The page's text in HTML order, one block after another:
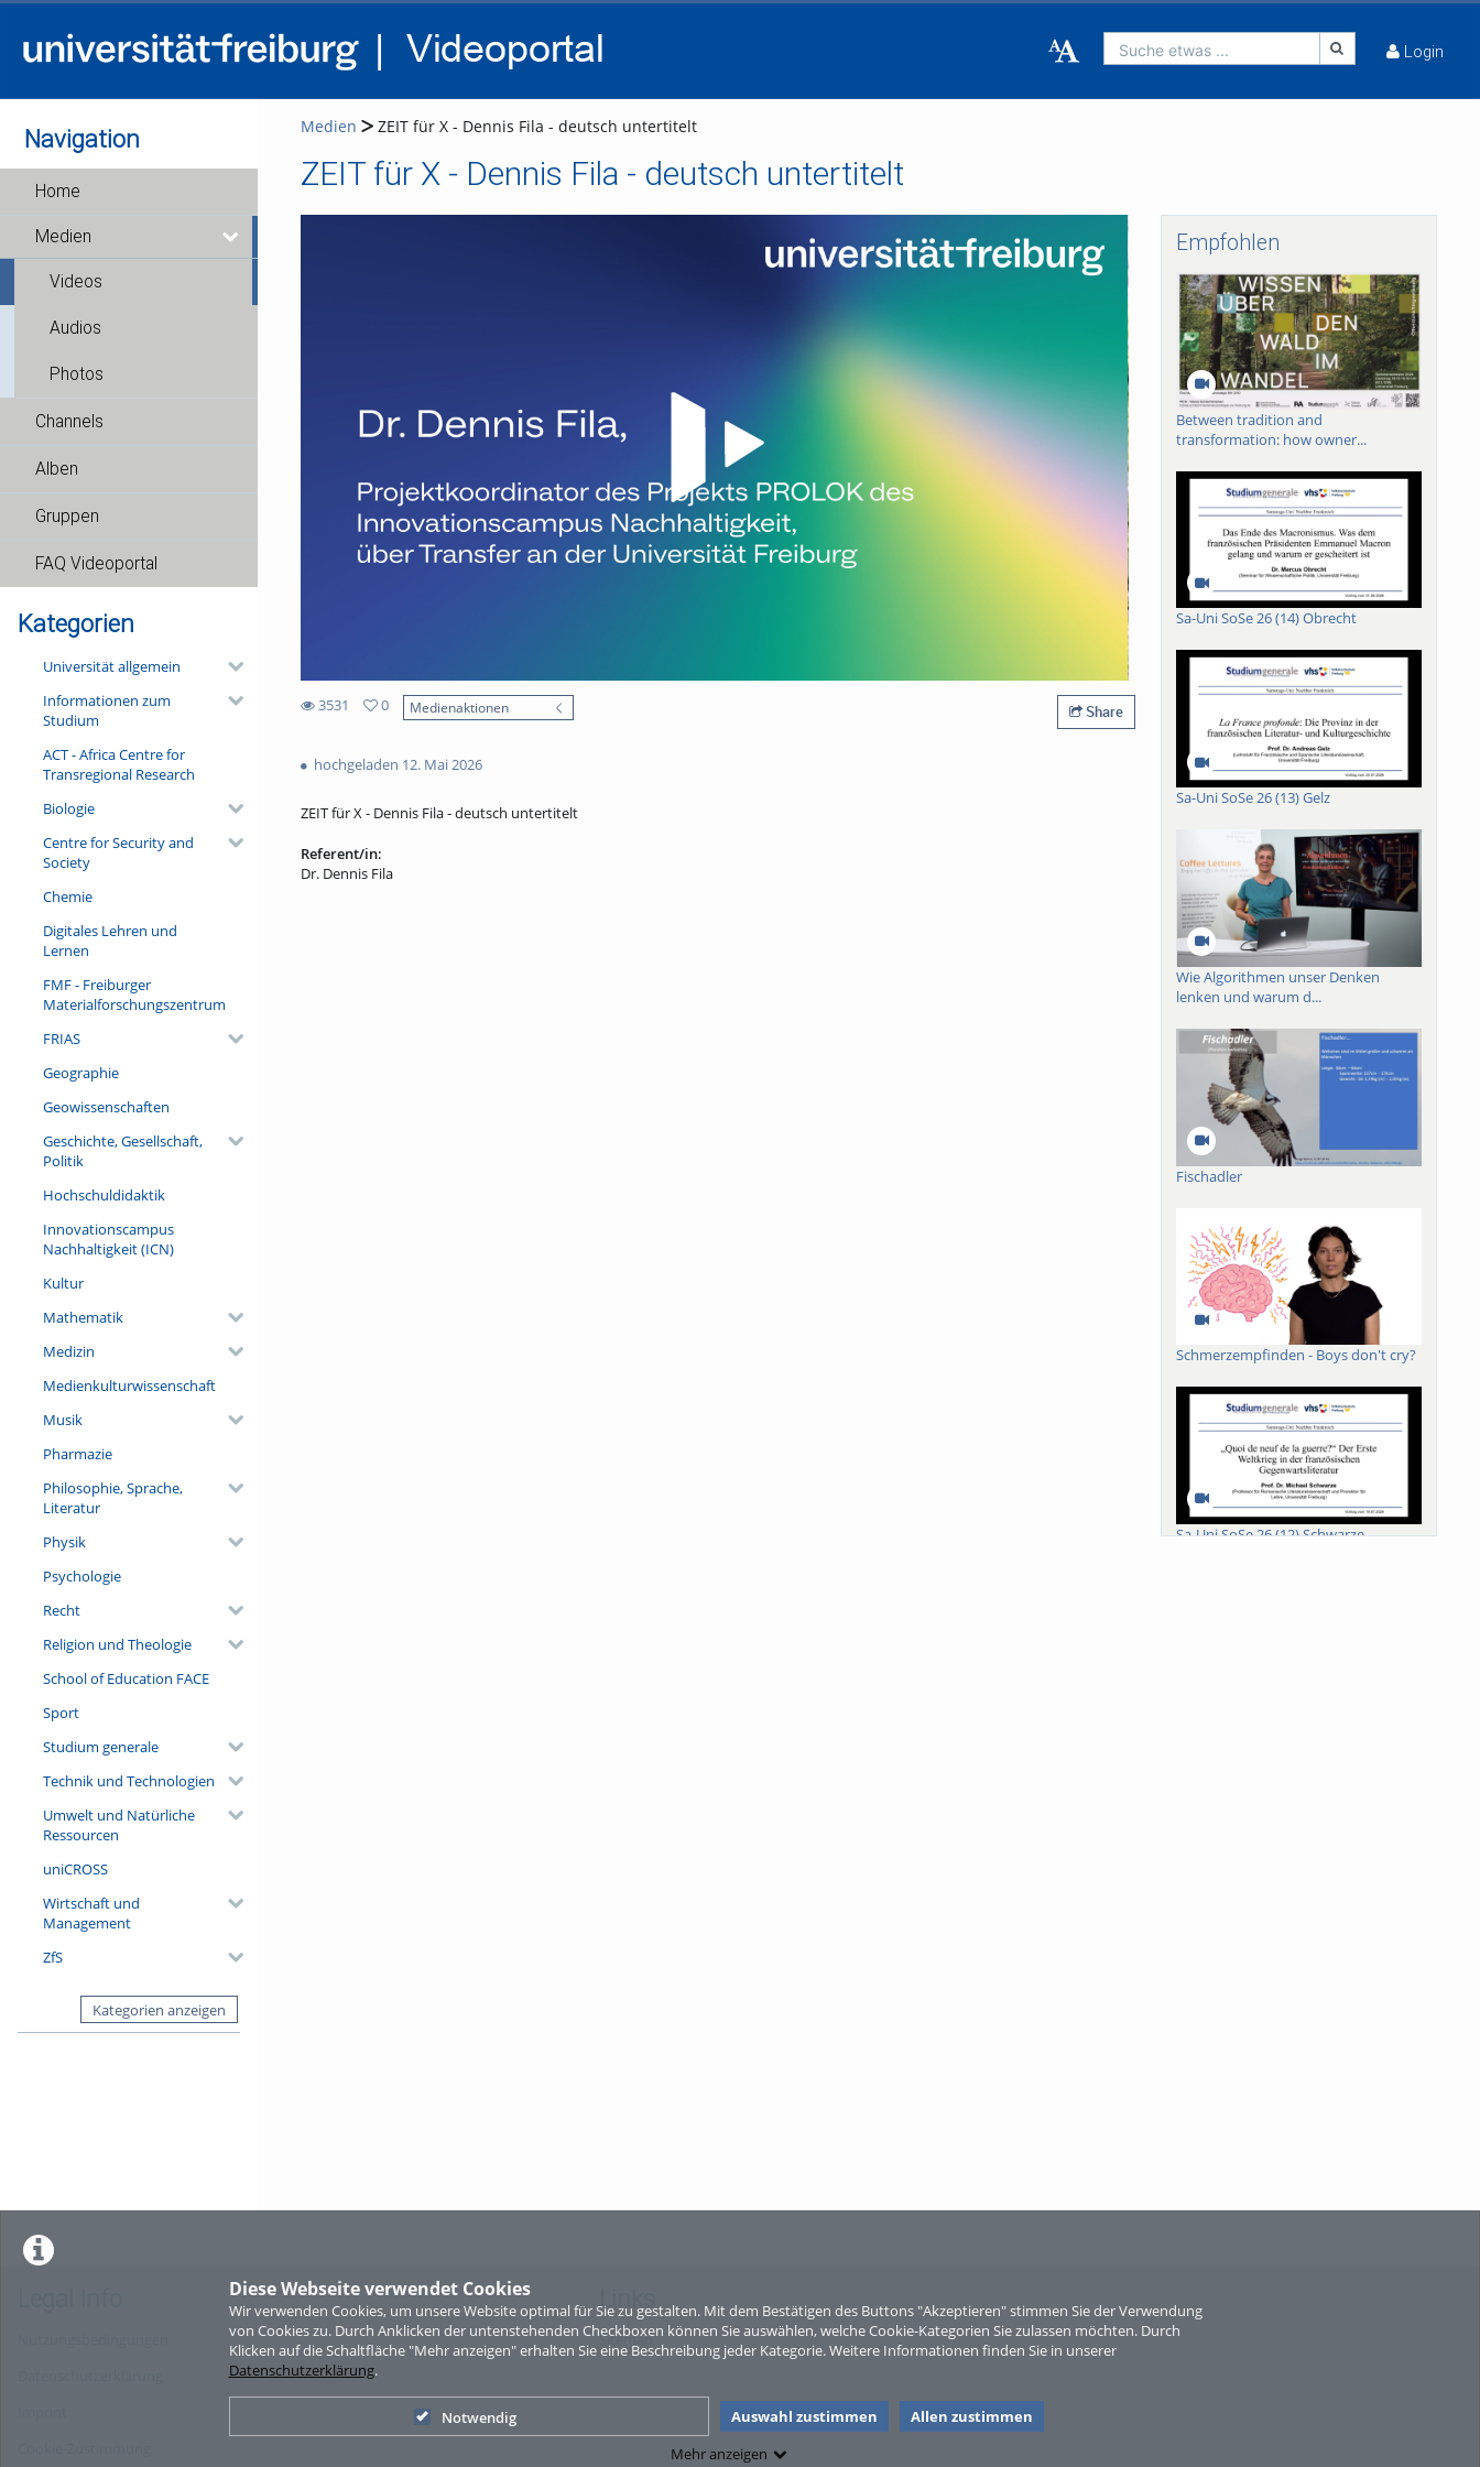
Diese Webseite verwendet Cookies
Wir verwenden Cookies, um unsere Website optimal für Sie zu gestalten. Mit dem Bestätigen des Buttons "Akzeptieren" stimmen Sie der Verwendung
von Cookies zu. Durch Anklicken der untenstehenden Checkboxen können Sie auswählen, welche Cookie-Kategorien Sie zulassen möchten. Durch
Klicken auf die Schaltfläche "Mehr anzeigen" erhalten Sie eine Beschreibung jeder Kategorie. Weitere Informationen finden Sie in unserer
Datenschutzerklärung.
Notwendig Auswahl zustimmen
Allen zustimmen
Mehr anzeigen
Suche etwas ... Login
Navigation
Home
Medien
Videos
Audios
Photos
Channels
Alben
Gruppen
FAQ Videoportal
Kategorien
Universität allgemein
Informationen zum
Studium
ACT - Africa Centre for
Transregional Research
Biologie
Centre for Security and
Society
Chemie
Digitales Lehren und
Lernen
FMF - Freiburger
Materialforschungszentrum
FRIAS
Geographie
Geowissenschaften
Geschichte, Gesellschaft,
Politik
Hochschuldidaktik
Innovationscampus
Nachhaltigkeit (ICN)
Kultur
Mathematik
Medizin
Medienkulturwissenschaft
Musik
Pharmazie
Philosophie, Sprache,
Literatur
Physik
Psychologie
Recht
Religion und Theologie
School of Education FACE
Sport
Studium generale
Technik und Technologien
Umwelt und Natürliche
Ressourcen
uniCROSS
Wirtschaft und
Management
ZfS
Kategorien anzeigen
Medien ZEIT für X - Dennis Fila - deutsch untertitelt
ZEIT für X - Dennis Fila - deutsch untertitelt
Video abspielen
3531
views
0
Medienaktionen Share
hochgeladen 12. Mai 2026
ZEIT für X - Dennis Fila - deutsch untertitelt
Referent/in:
Dr. Dennis Fila
Empfohlen
Between tradition and
transformation: how owner...
Sa-Uni SoSe 26 (14) Obrecht
Sa-Uni SoSe 26 (13) Gelz
Wie Algorithmen unser Denken
lenken und warum d...
Fischadler
Schmerzempfinden - Boys don't cry?
Sa-Uni SoSe 26 (12) Schwarze
Sperber
Links
Sitemap